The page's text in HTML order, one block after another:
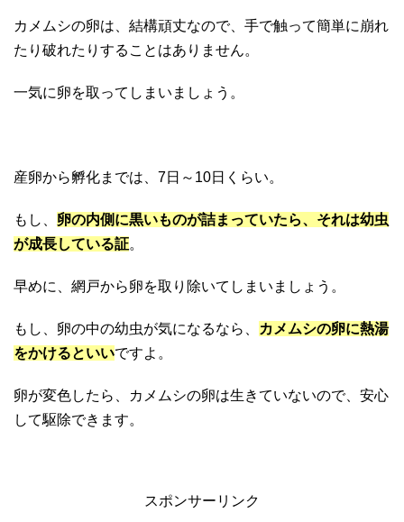
カメムシの卵は、結構頑丈なので、手で触って簡単に崩れ
たり破れたりすることはありません。
一気に卵を取ってしまいましょう。
産卵から孵化までは、7日～10日くらい。
もし、 卵の内側に黒いものが詰まっていたら、それは幼虫
が成長している証。
早めに、網戸から卵を取り除いてしまいましょう。
もし、卵の中の幼虫が気になるなら、
カメムシの卵に熱湯
をかけるといいですよ。
卵が変色したら、カメムシの卵は生きていないので、安心
して駆除できます。
スポンサーリンク